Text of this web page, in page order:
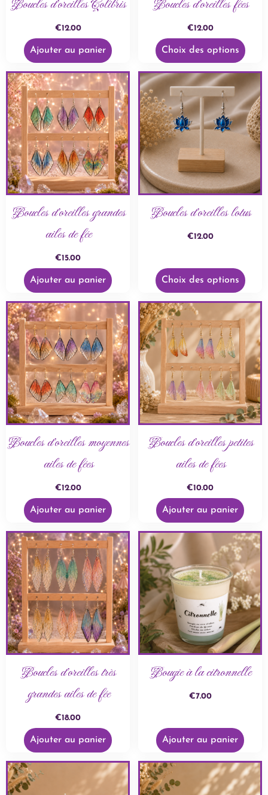
Boucles d’oreilles Colibris
€12.00
Ajouter au panier
Boucles d’oreilles fées
€12.00
Choix des options
Boucles d’oreilles grandes
ailes de fée
€15.00
Ajouter au panier
Boucles d’oreilles lotus
€12.00
Choix des options
Boucles d’oreilles moyennes
ailes de fées
€12.00
Ajouter au panier
Boucles d’oreilles petites
ailes de fées
€10.00
Ajouter au panier
Boucles d’oreilles très
grandes ailes de fée
€18.00
Ajouter au panier
Bougie à la citronnelle
€7.00
Ajouter au panier